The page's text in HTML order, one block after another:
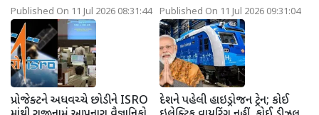
Published On 11 Jul 2026 08:31:44 Published On 11 Jul 2026 09:31:04
પ્રોજેક્ટને અધવચ્ચે છોડીને ISRO
દેશને પહેલી હાઇડ્રોજન ટ્રેન; કોઈ